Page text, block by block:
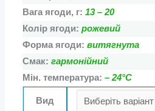
Вага ягоди, г:13 – 20
Колір ягоди:рожевий
Форма ягоди:витягнута
Смак:гармонійний
Мін. температура:– 24°С
Вид